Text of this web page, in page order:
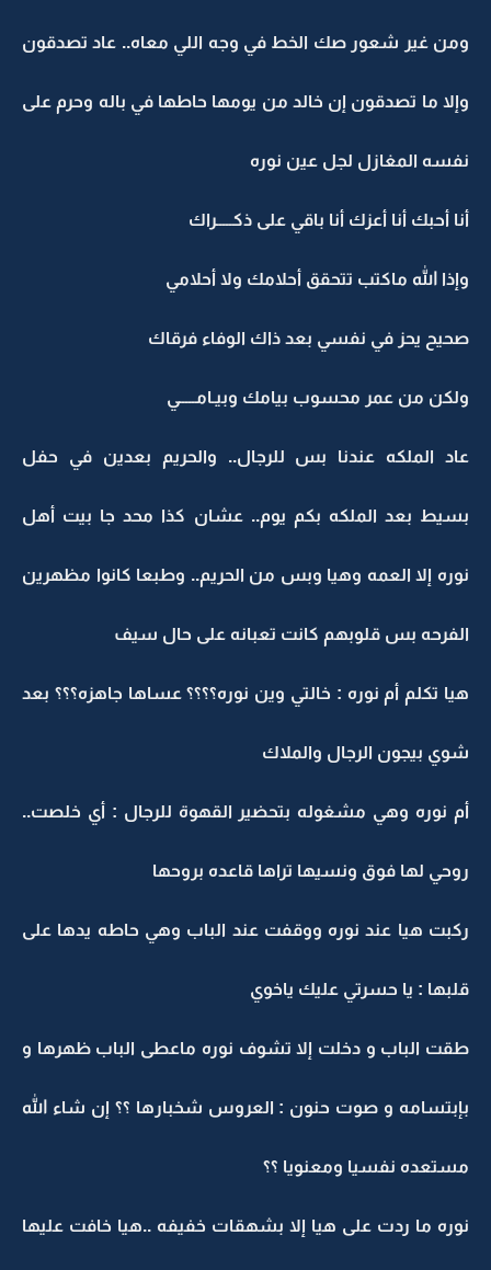
ومن غير شعور صك الخط في وجه اللي معاه.. عاد تصدقون
وإلا ما تصدقون إن خالد من يومها حاطها في باله وحرم على
نفسه المغازل لجل عين نوره
أنا أحبك أنا أعزك أنا باقي على ذكـــــراك
وإذا الله ماكتب تتحقق أحلامك ولا أحلامي
صحيح يحز في نفسي بعد ذاك الوفاء فرقاك
ولكن من عمر محسوب بيامك وبيـامـــــي
عاد الملكه عندنا بس للرجال.. والحريم بعدين في حفل
بسيط بعد الملكه بكم يوم.. عشان كذا محد جا بيت أهل
نوره إلا العمه وهيا وبس من الحريم.. وطبعا كانوا مظهرين
الفرحه بس قلوبهم كانت تعبانه على حال سيف
هيا تكلم أم نوره : خالتي وين نوره؟؟؟؟ عساها جاهزه؟؟؟ بعد
شوي بيجون الرجال والملاك
أم نوره وهي مشغوله بتحضير القهوة للرجال : أي خلصت..
روحي لها فوق ونسيها تراها قاعده بروحها
ركبت هيا عند نوره ووقفت عند الباب وهي حاطه يدها على
قلبها : يا حسرتي عليك ياخوي
طقت الباب و دخلت إلا تشوف نوره ماعطى الباب ظهرها و
بإبتسامه و صوت حنون : العروس شخبارها ؟؟ إن شاء الله
مستعده نفسيا ومعنويا ؟؟
نوره ما ردت على هيا إلا بشهقات خفيفه ..هيا خافت عليها